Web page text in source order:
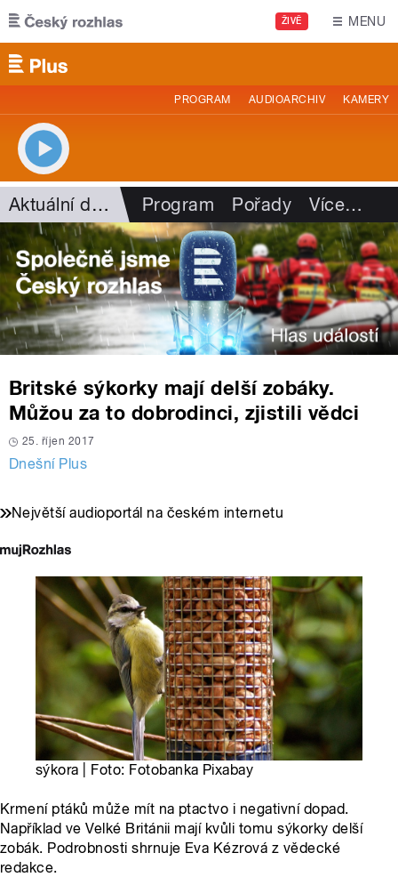
Přejít k hlavnímu obsahu
ŽIVĚ MENU
PROGRAM AUDIOARCHIV KAMERY
Aktuální dění Program Pořady Více…
Britské sýkorky mají delší zobáky.
Můžou za to dobrodinci, zjistili vědci
25. říjen 2017
Dnešní Plus
Největší audioportál na českém internetu
sýkora | Foto: Fotobanka Pixabay
Krmení ptáků může mít na ptactvo i negativní dopad.
Například ve Velké Británii mají kvůli tomu sýkorky delší
zobák. Podrobnosti shrnuje Eva Kézrová z vědecké
redakce.